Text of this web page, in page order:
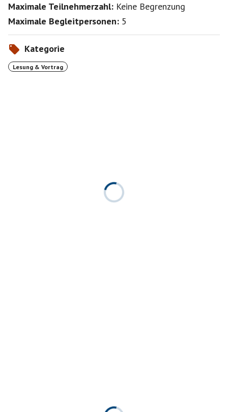
Maximale Teilnehmerzahl: Keine Begrenzung
Maximale Begleitpersonen: 5
Kategorie
Lesung & Vortrag